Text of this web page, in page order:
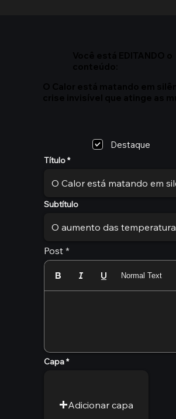
Destaque
Título
Subtítulo
Post
Normal Text
Capa
Adicionar capa